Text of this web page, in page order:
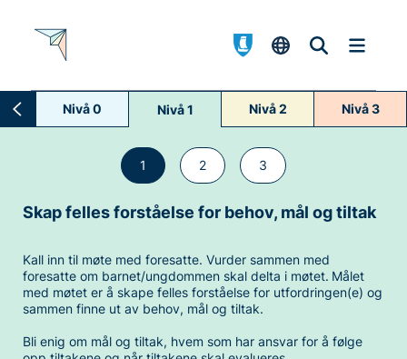
Nivå 0 Nivå 1 Nivå 2 Nivå 3
1 2 3
Skap felles forståelse for behov, mål og tiltak
Kall inn til møte med foresatte. Vurder sammen med
foresatte om barnet/ungdommen skal delta i møtet. Målet
med møtet er å skape felles forståelse for utfordringen(e) og
sammen finne ut av behov, mål og tiltak.
Bli enig om mål og tiltak, hvem som har ansvar for å følge